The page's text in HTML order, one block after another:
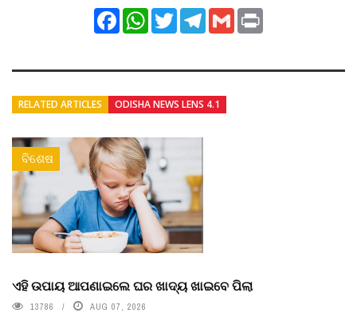
FacebookWhatsApp
TwitterTelegram
Gmail
RELATED ARTICLES ODISHA NEWS LENS 4.1
ବିଶେଷ
ଏହି ଉପାୟ ଆପଣାଇଲେ ଘର ଖାଦ୍ୟ ଖାଇବେ ପିଲା
13786 AUG 07, 2026